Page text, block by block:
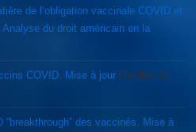
de l’obligation vaccinale COVID et
du droit américain en la
COVID. Mise à jour October 17,
des vaccinés. Mise à